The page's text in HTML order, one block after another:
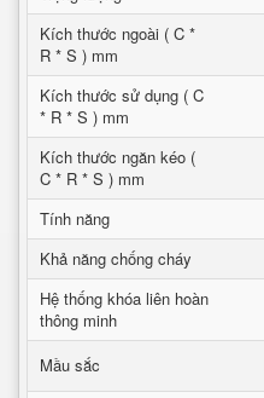
Kích thước ngoài ( C *
R * S ) mm
Kích thước sử dụng ( C
* R * S ) mm
Kích thước ngăn kéo (
C * R * S ) mm
Tính năng
Khả năng chống cháy
Hệ thống khóa liên hoàn
thông minh
Mầu sắc